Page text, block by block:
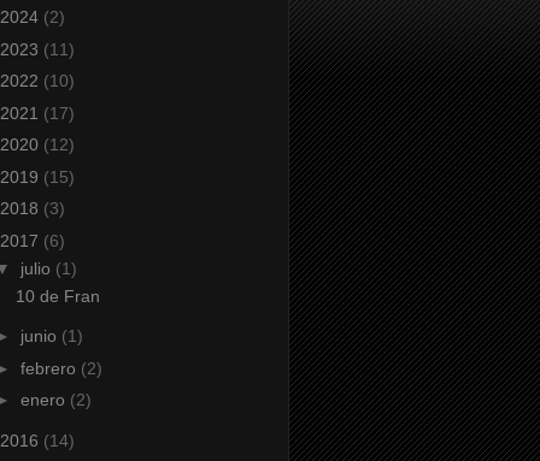
2024 (2)
2023 (11)
2022 (10)
2021 (17)
2020 (12)
2019 (15)
2018 (3)
2017 (6)
julio (1)
10 de Fran
junio (1)
febrero (2)
enero (2)
2016 (14)